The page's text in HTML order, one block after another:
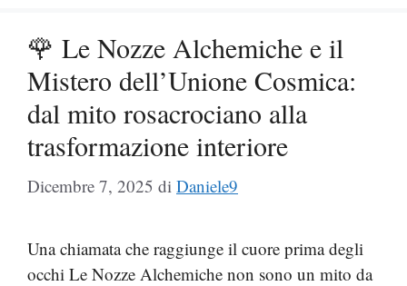
🌹 Le Nozze Alchemiche e il
Mistero dell’Unione Cosmica:
dal mito rosacrociano alla
trasformazione interiore
Dicembre 7, 2025 di Daniele9
Una chiamata che raggiunge il cuore prima degli
occhi Le Nozze Alchemiche non sono un mito da